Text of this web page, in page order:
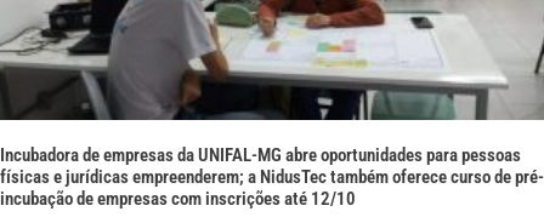
Incubadora de empresas da UNIFAL-MG abre oportunidades para pessoas
físicas e jurídicas empreenderem; a NidusTec também oferece curso de pré-
incubação de empresas com inscrições até 12/10